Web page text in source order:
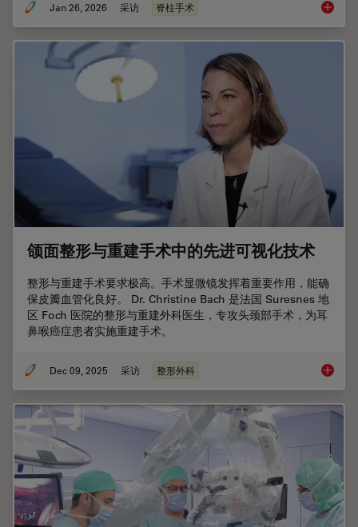
Jan 26, 2026 采访 脊柱手术
颌面整形与重建手术中的先进可视化技术
整形与重建手术要求极高。手术显微镜发挥着重要作用，能确
保皮瓣血管化良好。 Dr. Christine Bach 是法国 Suresnes 地
区 Foch 医院的整形与重建外科医生，专攻头颈部手术，为耳
鼻喉癌症患者实施重建手术。
Dec 09, 2025 采访 整形外科 颌面整